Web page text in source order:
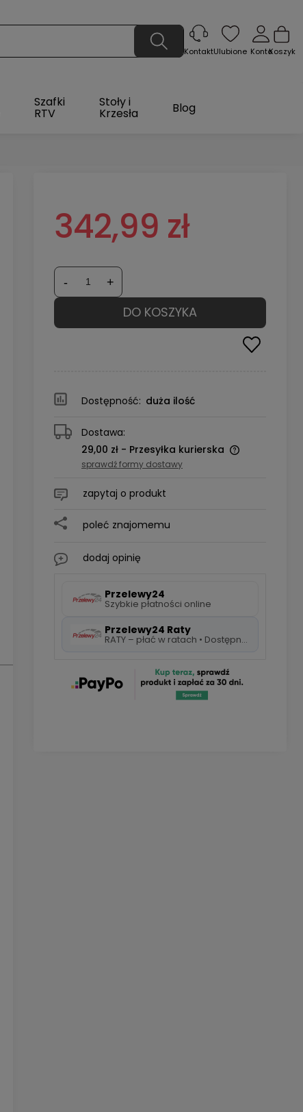
Koszyk
Konto
Ulubione
Kontakt
Szafki
RTV
Stoły i
Krzesła Blog
342,99 zł
- +
DO KOSZYKA
Dostępność: duża ilość
Dostawa:
29,00 zł - Przesyłka kurierska
sprawdź formy dostawy
zapytaj o produkt
poleć znajomemu
dodaj opinię
Przelewy24
Szybkie płatności online
Przelewy24 Raty
RATY – płać w ratach • Dostępne 5 rat 0%